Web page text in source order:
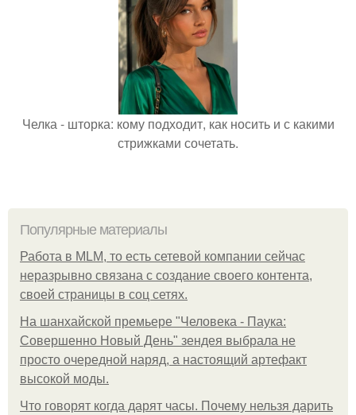
Челка - шторка: кому подходит, как носить и с какими
стрижками сочетать.
Популярные материалы
Работа в MLM, то есть сетевой компании сейчас
неразрывно связана с создание своего контента,
своей страницы в соц сетях.
На шанхайской премьере "Человека - Паука:
Совершенно Новый День" зендея выбрала не
просто очередной наряд, а настоящий артефакт
высокой моды.
Что говорят когда дарят часы. Почему нельзя дарить